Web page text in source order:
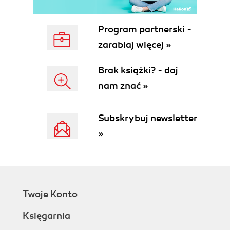
Obramowanie (51)
Linie prowadzące (53)
Inne reguły kompozycji (54)
Czytelność tematu (54)
Wypełnianie kadru (55)
Głębia obrazu (55)
Rozdział 4. Ekspozycja (57)
Ekspozycja i jej pomiar (57)
Fotografowanie przy użyciu lampy błyskowej (67)
Kompensacja błysku (69)
Program partnerski -
zarabiaj więcej »
Brak książki? - daj
nam znać »
Subskrybuj newsletter
»
Twoje Konto
Księgarnia